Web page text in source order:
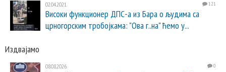
02.04.2021. 121
Високи функционер ДПС-а из Бара о људима са
црногорским тробојкама: "Ова г..на" ћемо у...
Издвајамо
08.08.2026. 0